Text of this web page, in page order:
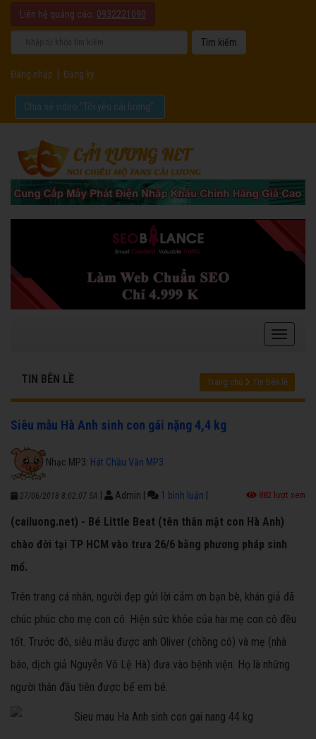
Liên hệ quảng cáo: 0932221090
Đăng nhập Đăng ký
Chia sẻ video "Tôi yêu cải lương".
TIN BÊN LỀ Trang chủ Tin bên lề
Siêu mẫu Hà Anh sinh con gái nặng 4,4 kg
Nhạc MP3: Hát Chầu Văn MP3
27/06/2018 8:02:07 SA Admin 1 bình luận 882 lượt xem
(cailuong.net) - Bé Little Beat (tên thân mật con Hà Anh)
chào đời tại TP HCM vào trưa 26/6 bằng phương pháp sinh
mổ.
Trên trang cá nhân, người đẹp gửi lời cảm ơn bạn bè, khán giả đã
chúc phúc cho mẹ con cô. Hiện sức khỏe của hai mẹ con cô đều
tốt. Trước đó, siêu mẫu được anh Oliver (chồng cô) và mẹ (nhà
báo, dịch giả Nguyễn Võ Lệ Hà) đưa vào bệnh viện. Họ là những
người thân đầu tiên được bế em bé.